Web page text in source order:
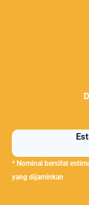
* Nominal bersifat
yang dijaminkan